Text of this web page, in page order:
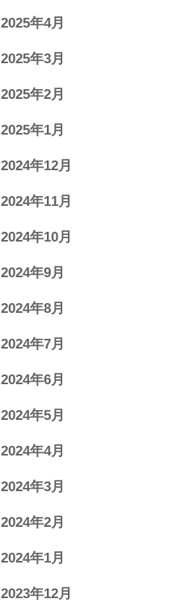
2025年4月
2025年3月
2025年2月
2025年1月
2024年12月
2024年11月
2024年10月
2024年9月
2024年8月
2024年7月
2024年6月
2024年5月
2024年4月
2024年3月
2024年2月
2024年1月
2023年12月